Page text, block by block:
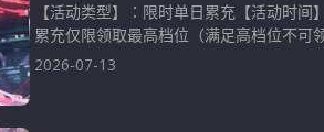
【活动类型】：限时单日累充【活动时
累充仅限领取最高档位（满足高档位不可
2026-07-13